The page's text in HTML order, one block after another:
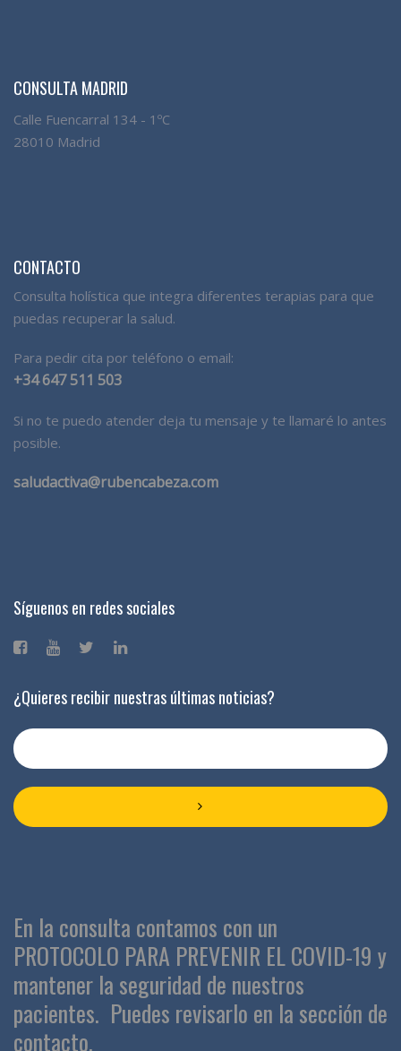
CONSULTA MADRID
Calle Fuencarral 134 - 1ºC
28010 Madrid
CONTACTO
Consulta holística que integra diferentes terapias para que
puedas recuperar la salud.
Para pedir cita por teléfono o email:
+34 647 511 503
Si no te puedo atender deja tu mensaje y te llamaré lo antes
posible.
saludactiva@rubencabeza.com
Síguenos en redes sociales
¿Quieres recibir nuestras últimas noticias?
En la consulta contamos con un
PROTOCOLO PARA PREVENIR EL COVID-19 y
mantener la seguridad de nuestros
pacientes. Puedes revisarlo en la sección de
contacto.